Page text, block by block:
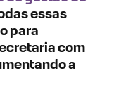
essas
para
com
a